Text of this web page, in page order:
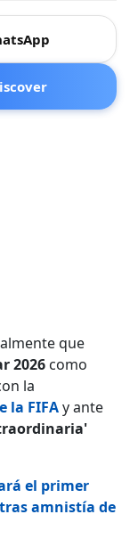
que
2026 como
la
la FIFAy ante
el primer
amnistía de